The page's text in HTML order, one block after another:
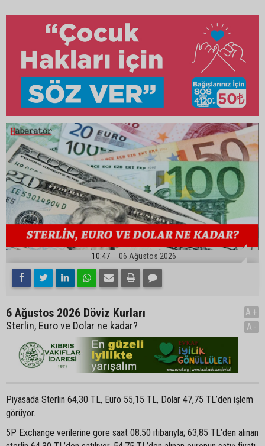
10:47 06 Ağustos 2026
6 Ağustos 2026 Döviz Kurları
Sterlin, Euro ve Dolar ne kadar?
A+
A-
Piyasada Sterlin 64,30 TL, Euro 55,15 TL, Dolar 47,75 TL’den işlem
görüyor.
5P Exchange verilerine göre saat 08.50 itibarıyla; 63,85 TL’den alınan